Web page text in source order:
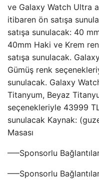
ve Galaxy Watch Ultra
itibaren ön satışa
satışa sunulacak: 40
40mm Haki ve Krem
satışa sunulacak.
Gümüş renk
sunulacak. Galaxy
Titanyum, Beyaz
seçenekleriyle 43999
sunulacak Kaynak:
Masası
—–Sponsorlu
—–Sponsorlu